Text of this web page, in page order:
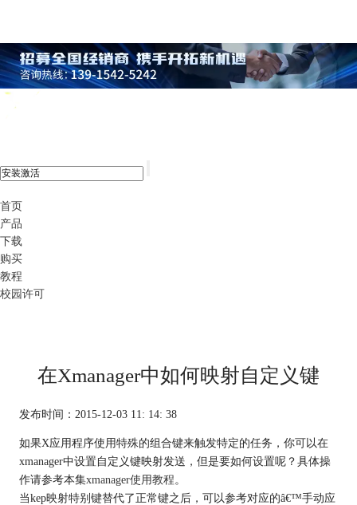
首页
产品
下载
购买
教程
校园许可
在Xmanager中如何映射自定义键
发布时间：2015-12-03 11: 14: 38
如果X应用程序使用特殊的组合键来触发特定的任务，你可以在
xmanager中设置自定义键映射发送，但是要如何设置呢？具体操
作请参考本集xmanager使用教程。
当kep映射特别键替代了正常键之后，可以参考对应的â€™手动应